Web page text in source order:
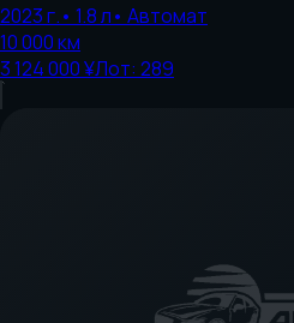
2023г.• 1.8л• Автомат
10 000км
3 124 000 ¥Лот: 289